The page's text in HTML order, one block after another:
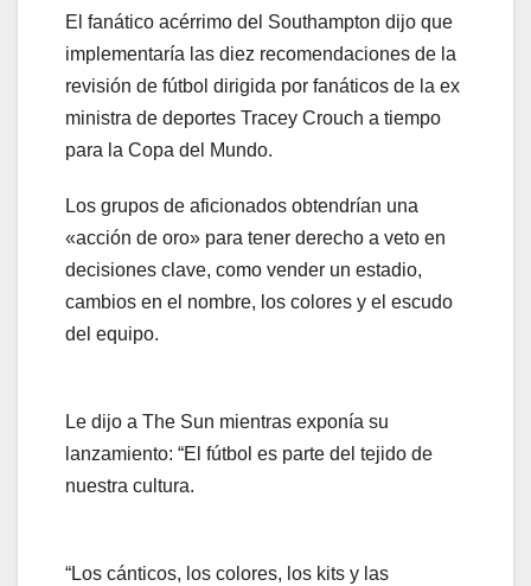
El fanático acérrimo del Southampton dijo que
implementaría las diez recomendaciones de la
revisión de fútbol dirigida por fanáticos de la ex
ministra de deportes Tracey Crouch a tiempo
para la Copa del Mundo.
Los grupos de aficionados obtendrían una
«acción de oro» para tener derecho a veto en
decisiones clave, como vender un estadio,
cambios en el nombre, los colores y el escudo
del equipo.
Le dijo a The Sun mientras exponía su
lanzamiento: “El fútbol es parte del tejido de
nuestra cultura.
“Los cánticos, los colores, los kits y las